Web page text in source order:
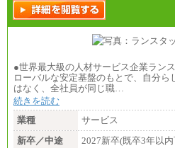
●世界最大級の人材サービス企業ラ
ローバルな安定基盤のもとで、自分
はなく、全社員が同じ職…
続きを読む
業種
サービス
新卒／中途
2027新卒(既卒3年以